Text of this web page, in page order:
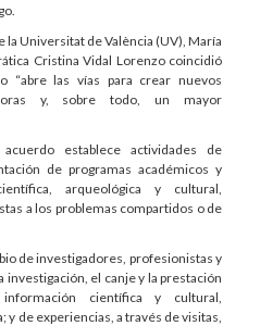
Universitat de València (UV), María
Cristina Vidal Lorenzo coincidió
“abre las vías para crear nuevos
y, sobre todo, un mayor
establece actividades de
de programas académicos y
arqueológica y cultural,
a los problemas compartidos o de
de investigadores, profesionistas y
el canje y la prestación
científica y cultural,
de experiencias, a través de visitas,